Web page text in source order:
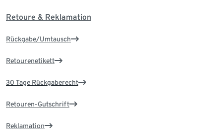
Retoure & Reklamation
Rückgabe/Umtausch
Retourenetikett
30 Tage Rückgaberecht
Retouren-Gutschrift
Reklamation